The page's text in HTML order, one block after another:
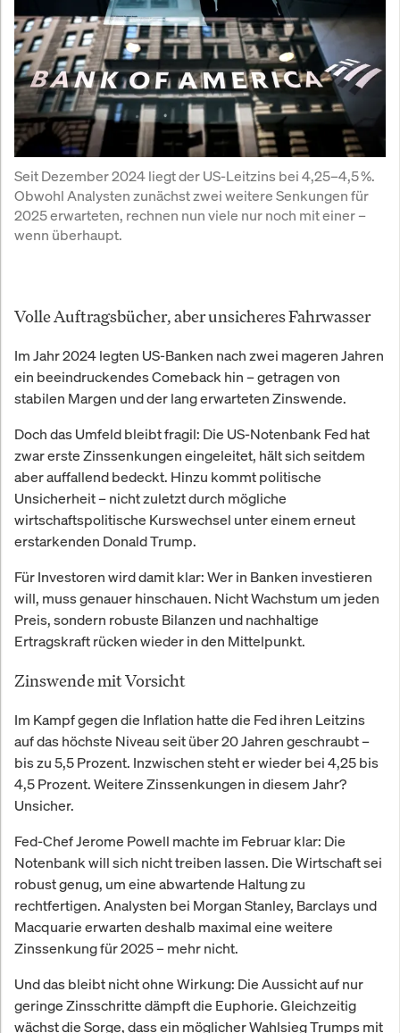
Seit Dezember 2024 liegt der US-Leitzins bei 4,25–4,5 %.
Obwohl Analysten zunächst zwei weitere Senkungen für
2025 erwarteten, rechnen nun viele nur noch mit einer –
wenn überhaupt.
Volle Auftragsbücher, aber unsicheres Fahrwasser
Im Jahr 2024 legten US-Banken nach zwei mageren Jahren
ein beeindruckendes Comeback hin – getragen von
stabilen Margen und der lang erwarteten Zinswende.
Doch das Umfeld bleibt fragil: Die US-Notenbank Fed hat
zwar erste Zinssenkungen eingeleitet, hält sich seitdem
aber auffallend bedeckt. Hinzu kommt politische
Unsicherheit – nicht zuletzt durch mögliche
wirtschaftspolitische Kurswechsel unter einem erneut
erstarkenden Donald Trump.
Für Investoren wird damit klar: Wer in Banken investieren
will, muss genauer hinschauen. Nicht Wachstum um jeden
Preis, sondern robuste Bilanzen und nachhaltige
Ertragskraft rücken wieder in den Mittelpunkt.
Zinswende mit Vorsicht
Im Kampf gegen die Inflation hatte die Fed ihren Leitzins
auf das höchste Niveau seit über 20 Jahren geschraubt –
bis zu 5,5 Prozent. Inzwischen steht er wieder bei 4,25 bis
4,5 Prozent. Weitere Zinssenkungen in diesem Jahr?
Unsicher.
Fed-Chef Jerome Powell machte im Februar klar: Die
Notenbank will sich nicht treiben lassen. Die Wirtschaft sei
robust genug, um eine abwartende Haltung zu
rechtfertigen. Analysten bei Morgan Stanley, Barclays und
Macquarie erwarten deshalb maximal eine weitere
Zinssenkung für 2025 – mehr nicht.
Und das bleibt nicht ohne Wirkung: Die Aussicht auf nur
geringe Zinsschritte dämpft die Euphorie. Gleichzeitig
wächst die Sorge, dass ein möglicher Wahlsieg Trumps mit